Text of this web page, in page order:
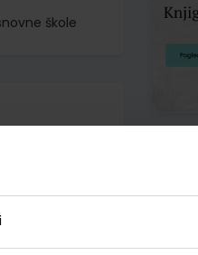
škole